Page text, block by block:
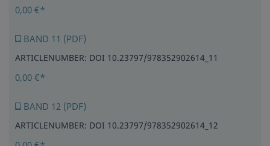
0,00 €*
BAND 11 (PDF)
ARTICLENUMBER: DOI 10.23797/978352902614_11
0,00 €*
BAND 12 (PDF)
ARTICLENUMBER: DOI 10.23797/978352902614_12